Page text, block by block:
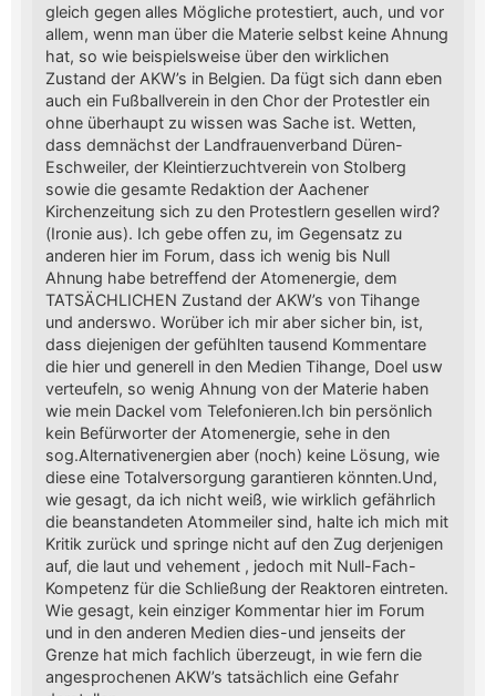
gleich gegen alles Mögliche protestiert, auch, und vor
allem, wenn man über die Materie selbst keine Ahnung
hat, so wie beispielsweise über den wirklichen
Zustand der AKW’s in Belgien. Da fügt sich dann eben
auch ein Fußballverein in den Chor der Protestler ein
ohne überhaupt zu wissen was Sache ist. Wetten,
dass demnächst der Landfrauenverband Düren-
Eschweiler, der Kleintierzuchtverein von Stolberg
sowie die gesamte Redaktion der Aachener
Kirchenzeitung sich zu den Protestlern gesellen wird?
(Ironie aus). Ich gebe offen zu, im Gegensatz zu
anderen hier im Forum, dass ich wenig bis Null
Ahnung habe betreffend der Atomenergie, dem
TATSÄCHLICHEN Zustand der AKW’s von Tihange
und anderswo. Worüber ich mir aber sicher bin, ist,
dass diejenigen der gefühlten tausend Kommentare
die hier und generell in den Medien Tihange, Doel usw
verteufeln, so wenig Ahnung von der Materie haben
wie mein Dackel vom Telefonieren.Ich bin persönlich
kein Befürworter der Atomenergie, sehe in den
sog.Alternativenergien aber (noch) keine Lösung, wie
diese eine Totalversorgung garantieren könnten.Und,
wie gesagt, da ich nicht weiß, wie wirklich gefährlich
die beanstandeten Atommeiler sind, halte ich mich mit
Kritik zurück und springe nicht auf den Zug derjenigen
auf, die laut und vehement , jedoch mit Null-Fach-
Kompetenz für die Schließung der Reaktoren eintreten.
Wie gesagt, kein einziger Kommentar hier im Forum
und in den anderen Medien dies-und jenseits der
Grenze hat mich fachlich überzeugt, in wie fern die
angesprochenen AKW’s tatsächlich eine Gefahr